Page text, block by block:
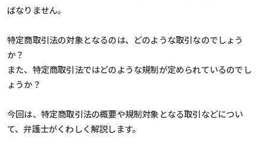
ばなりません。
特定商取引法の対象となるのは、どのような取引なのでしょう
か？
また、特定商取引法ではどのような規制が定められているのでし
ょうか？
今回は、特定商取引法の概要や規制対象となる取引などについ
て、弁護士がくわしく解説します。